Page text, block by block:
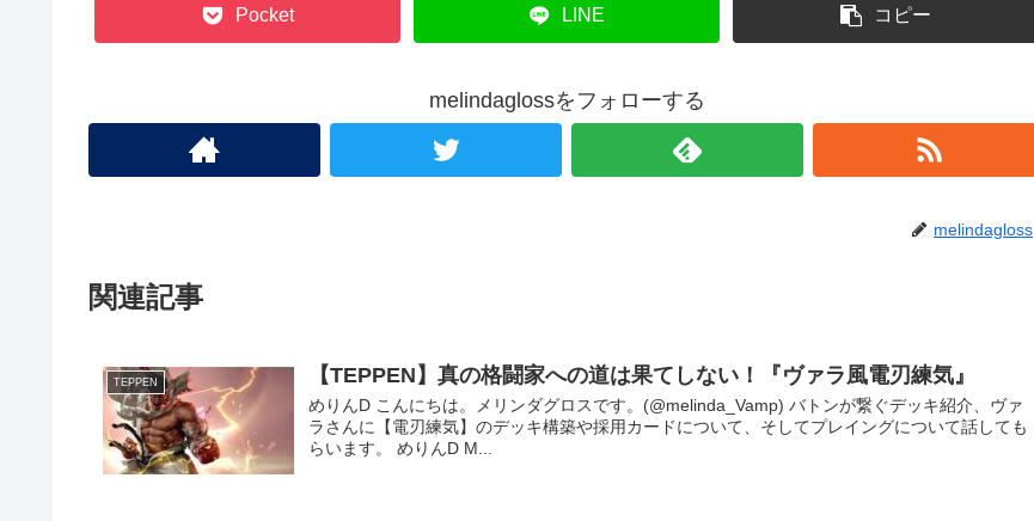
Pocket LINE コピー
melindaglossをフォローする
melindagloss
関連記事
TEPPEN 【TEPPEN】真の格闘家への道は果てしない！『ヴァラ風電刃練気』
めりんD こんにちは。メリンダグロスです。(@melinda_Vamp) バトンが繋ぐデッキ紹介、ヴァ
ラさんに【電刃練気】のデッキ構築や採用カードについて、そしてプレイングについて話しても
らいます。 めりんD M...